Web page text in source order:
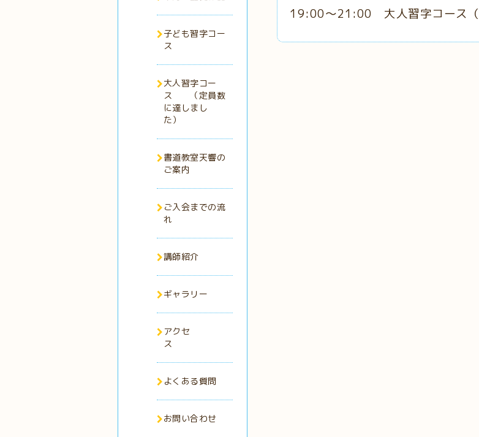
19:00～21:00 大人習字コース（
子ども習字コー
ス
大人習字コー
ス （定員数
に達しまし
た）
書道教室天響の
ご案内
ご入会までの流
れ
講師紹介
ギャラリー
アクセ
ス
よくある質問
お問い合わせ